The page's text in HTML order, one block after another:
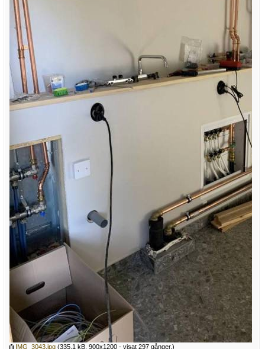
IMG_3043.jpg (335.1 kB, 900x1200 - visat 297 gånger.)